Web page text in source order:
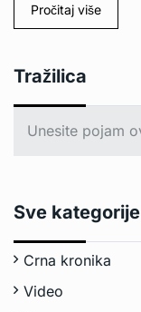
Pročitaj više
Tražilica
Sve kategorije
Crna kronika
Video